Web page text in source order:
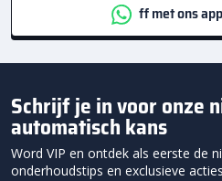
ff met ons
Schrijf je in voor onze
automatisch kans
Word VIP en ontdek als eerste de
onderhoudstips en exclusieve acties